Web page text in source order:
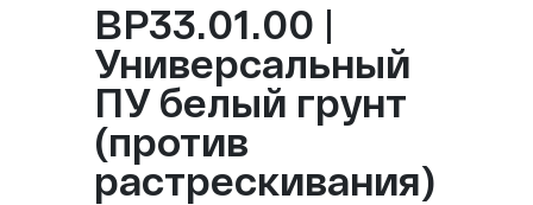
BP33.01.00 |
Универсальный
ПУ белый грунт
(против
растрескивания)